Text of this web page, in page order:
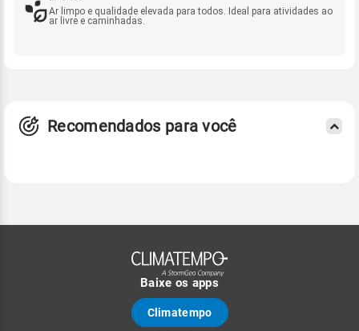
Ar limpo e qualidade elevada para todos. Ideal para atividades ao
ar livre e caminhadas.
Recomendados para você
Baixe os apps
Climatempo